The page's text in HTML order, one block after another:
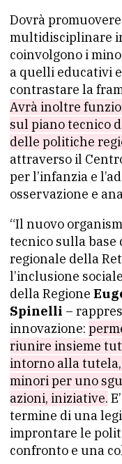
Dovrà
multidisciplinare
coinvolgono i
a quelli educativi
contrastare la
Avrà inoltre
sul piano tecnico
delle politiche
attraverso il
per l’infanzia e
osservazione e
“Il nuovo
tecnico sulla base
regionale della
l’inclusione
della Regione
Spinelli –
innovazione:
riunire insieme
intorno alla
minori per uno
azioni, iniziative.
termine di una
improntare le
confronto e una